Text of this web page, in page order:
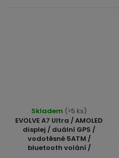
EVOLVE A7 Ultra / AMOLED
displej / duální GPS /
vodotěsné 5ATM /
bluetooth volání /
hodnocení
produktu
je
5,0
Skladem (>5 ks)